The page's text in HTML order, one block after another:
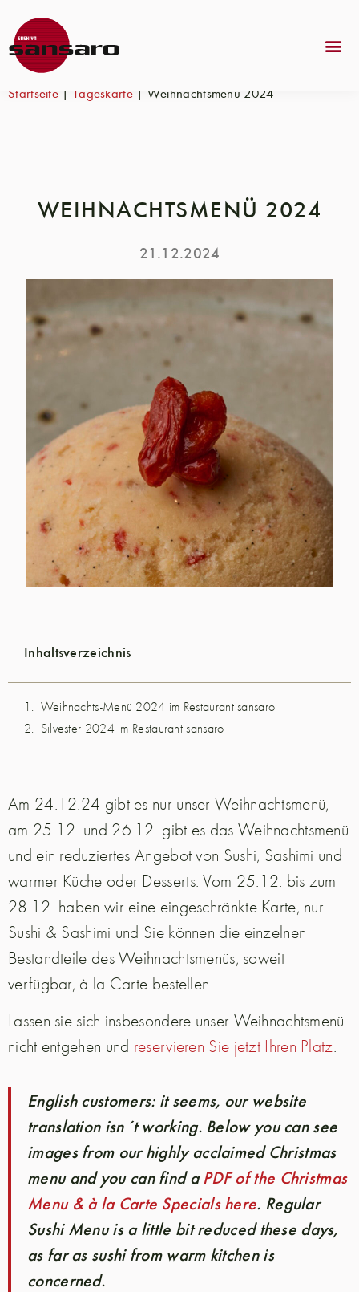
Startseite | Tageskarte| Weihnachtsmenü 2024
WEIHNACHTSMENÜ 2024
21.12.2024
Inhaltsverzeichnis
Weihnachts-Menü 2024 im Restaurant sansaro
Silvester 2024 im Restaurant sansaro
Am 24.12.24 gibt es nur unser Weihnachtsmenü,
am 25.12. und 26.12. gibt es das Weihnachtsmenü
und ein reduziertes Angebot von Sushi, Sashimi und
warmer Küche oder Desserts. Vom 25.12. bis zum
28.12. haben wir eine eingeschränkte Karte, nur
Sushi & Sashimi und Sie können die einzelnen
Bestandteile des Weihnachtsmenüs, soweit
verfügbar, à la Carte bestellen.
Lassen sie sich insbesondere unser Weihnachtsmenü
nicht entgehen und reservieren Sie jetzt Ihren Platz.
English customers: it seems, our website
translation isn´t working. Below you can see
images from our highly acclaimed Christmas
menu and you can find aPDF of the Christmas
Menu & à la Carte Specials here. Regular
Sushi Menu is a little bit reduced these days,
as far as sushi from warm kitchen is
concerned.